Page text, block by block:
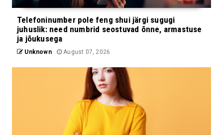
Telefoninumber pole feng shui järgi sugugi
juhuslik: need numbrid seostuvad õnne, armastuse
ja jõukusega
Unknown August 07, 2026